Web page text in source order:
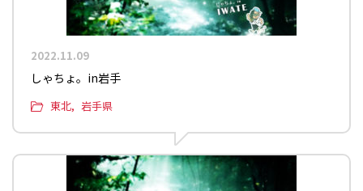
2022.11.09
しゃちょ。in岩手
東北 岩手県